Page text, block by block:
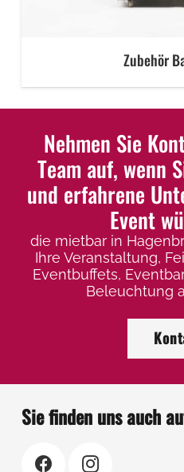
Zubehör
Nehmen Sie
Team auf, wenn
und erfahrene
Event
die mietbar in
Ihre Veranstaltung,
Eventbuffets,
Beleuchtung
Sie finden uns auch